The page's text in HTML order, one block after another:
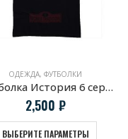
ОДЕЖДА, ФУТБОЛКИ
Футболка История 6 серии BMW
2,500 ₽
ВЫБЕРИТЕ ПАРАМЕТРЫ